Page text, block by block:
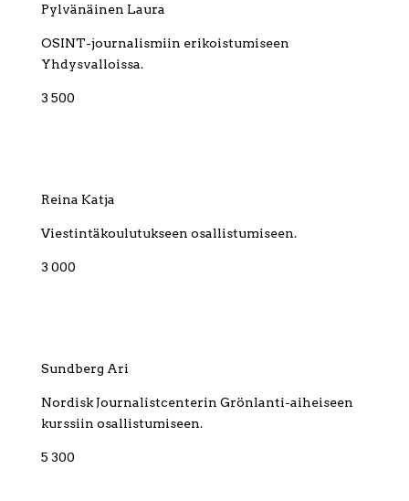
Pylvänäinen Laura
OSINT-journalismiin erikoistumiseen
Yhdysvalloissa.
3 500
Reina Katja
Viestintäkoulutukseen osallistumiseen.
3 000
Sundberg Ari
Nordisk Journalistcenterin Grönlanti-aiheiseen
kurssiin osallistumiseen.
5 300